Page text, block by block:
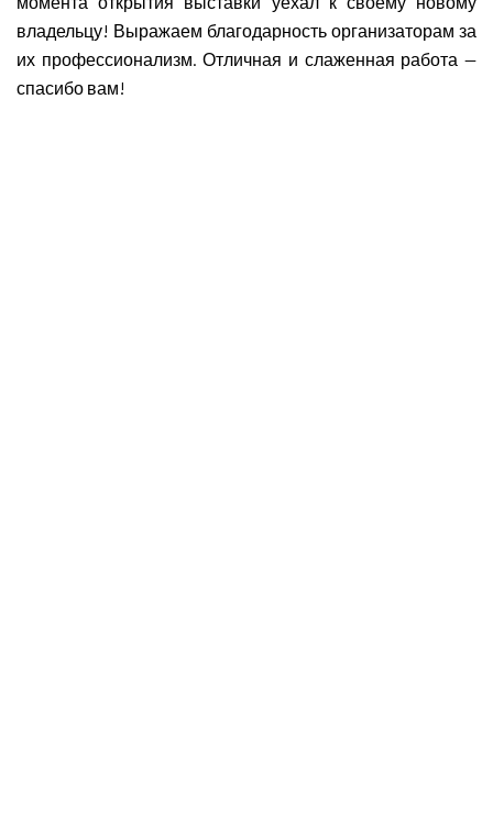
владельцу! Выражаем благодарность организаторам за
их профессионализм. Отличная и слаженная работа —
спасибо вам!